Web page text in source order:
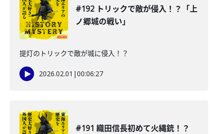
#192 トリックで敵が侵入！？「上
ノ郷城の戦い」
提灯のトリックで敵が城に侵入！？
2026.02.01 |00:06:27
#191 織田信長初めて火縄銃！？